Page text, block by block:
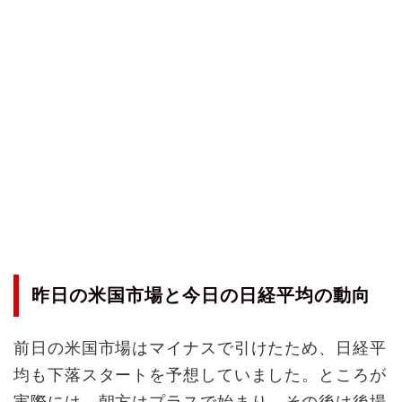
昨日の米国市場と今日の日経平均の動向
前日の米国市場はマイナスで引けたため、日経平
均も下落スタートを予想していました。ところが